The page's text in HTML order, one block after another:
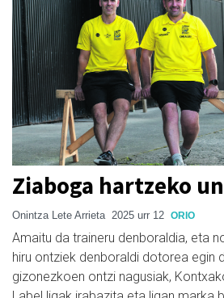
Ziaboga hartzeko
Onintza Lete Arrieta 2025 urr 12 ORIO
Amaitu da traineru denboraldia, eta
hiru ontziek denboraldi dotorea egin
gizonezkoen ontzi nagusiak,